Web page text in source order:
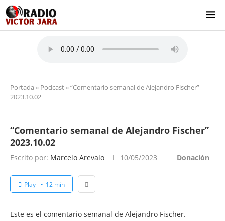
Portada » Podcast»“Comentario semanal de Alejandro Fischer”
2023.10.02
“Comentario semanal de Alejandro Fischer”
2023.10.02
Escrito por: Marcelo Arevalo 10/05/2023 Donación
Play 12 min
Este es el comentario semanal de Alejandro Fischer.